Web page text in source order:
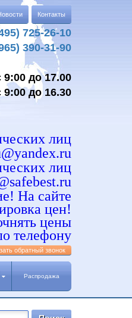
Контакты
725-26-10
390-31-90
9:00 до 17.00
до 16.30
лиц
лиц
На сайте
цен!
цены
телефону
обратный звонок
Распродажа